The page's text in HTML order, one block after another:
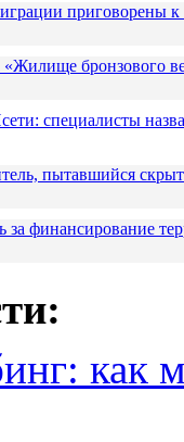
приговорены
«Жилище бронзового
специалисты
пытавшийся
за финансирование
как